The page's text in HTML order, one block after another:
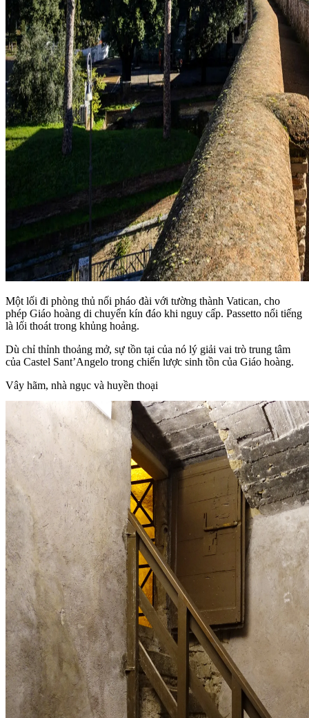
Một lối đi phòng thủ nối pháo đài với tường thành Vatican, cho
phép Giáo hoàng di chuyển kín đáo khi nguy cấp. Passetto nổi tiếng
là lối thoát trong khủng hoảng.
Dù chỉ thỉnh thoảng mở, sự tồn tại của nó lý giải vai trò trung tâm
của Castel Sant’Angelo trong chiến lược sinh tồn của Giáo hoàng.
Vây hãm, nhà ngục và huyền thoại